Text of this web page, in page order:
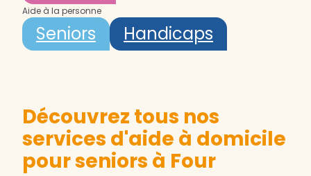
Aide à la personne
Seniors Handicaps
Découvrez tous nos
services d'aide à domicile
pour seniors à Four